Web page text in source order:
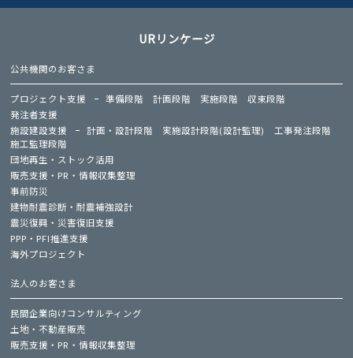
URリンケージ
公共機関のお客さま
プロジェクト支援 準備段階 計画段階 実施段階
収束段階
発注者支援
施設建設支援
計画・設計段階 実施設計段階(設計監理)
工事発注段階
施工監理段階
団地再生・ストック活用
販売支援・PR・情報収集整理
事前防災
建物耐震診断・耐震補強設計
震災復興・災害復旧支援
PPP・PFI推進支援
海外プロジェクト
法人のお客さま
民間企業向けコンサルティング
土地・不動産販売
販売支援・PR・情報収集整理